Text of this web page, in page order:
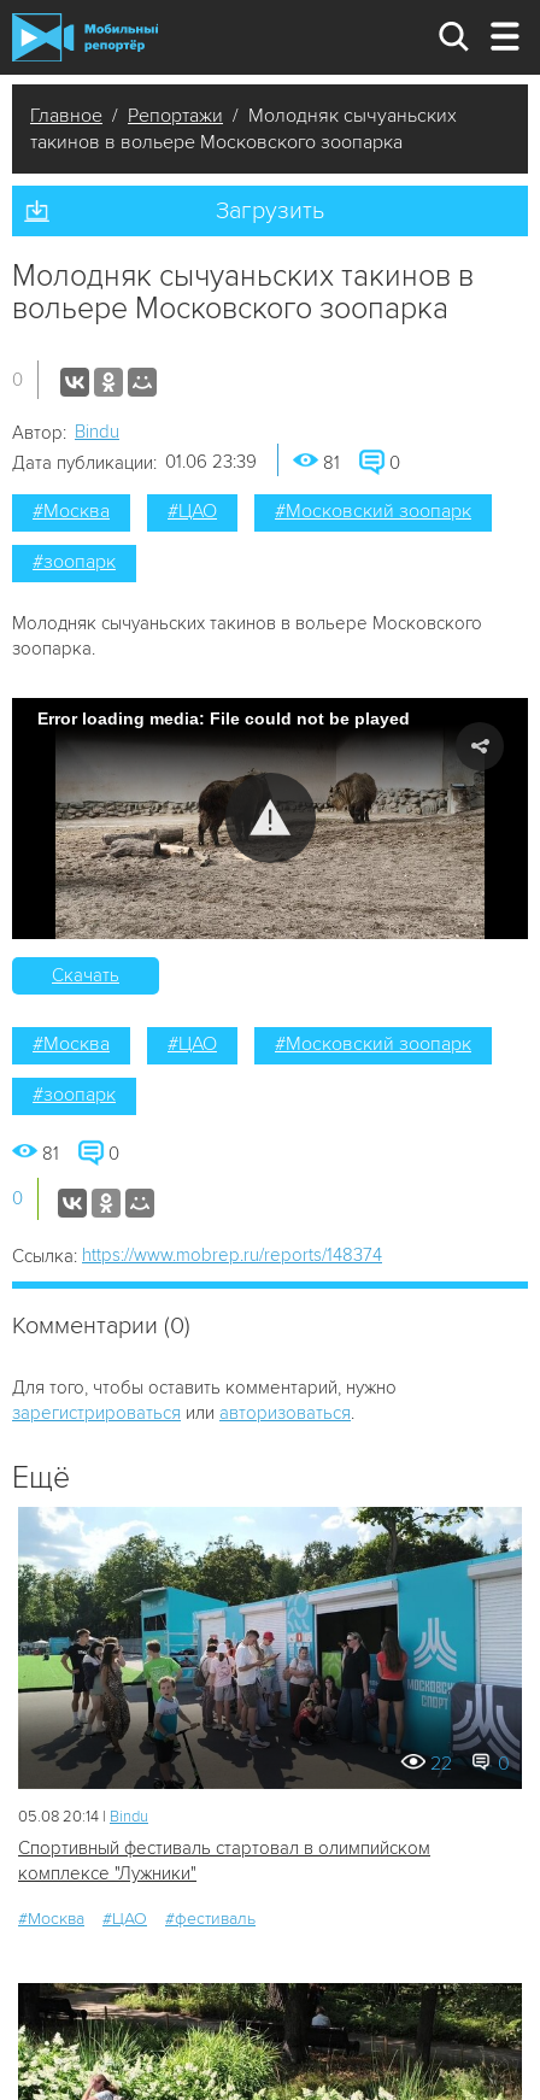
Главное / Репортажи / Молодняк сычуаньских
такинов в вольере Московского зоопарка
Загрузить
Молодняк сычуаньских такинов в
вольере Московского зоопарка
0
Автор: Bindu
Дата публикации: 01.06 23:39 81 0
#Москва #ЦАО #Московский зоопарк
#зоопарк
Молодняк сычуаньских такинов в вольере Московского
зоопарка.
Error loading media: File could not be played
Скачать
#Москва #ЦАО #Московский зоопарк
#зоопарк
81 0
0
Ссылка: https://www.mobrep.ru/reports/148374
Комментарии (0)
Для того, чтобы оставить комментарий, нужно
зарегистрироваться или авторизоваться
Ещё
22 0
05.08 20:14 | Bindu
Спортивный фестиваль стартовал в олимпийском
комплексе "Лужники"
#Москва #ЦАО #фестиваль